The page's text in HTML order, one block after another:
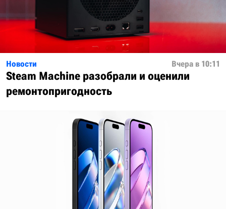
Новости Вчера в 10:11
Steam Machine разобрали и оценили
ремонтопригодность